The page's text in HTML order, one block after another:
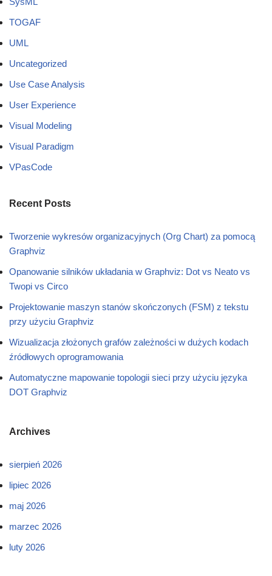
TOGAF
UML
Uncategorized
Use Case Analysis
User Experience
Visual Modeling
Visual Paradigm
VPasCode
Recent Posts
Tworzenie wykresów organizacyjnych (Org Chart) za pomocą
Graphviz
Opanowanie silników układania w Graphviz: Dot vs Neato vs
Twopi vs Circo
Projektowanie maszyn stanów skończonych (FSM) z tekstu
przy użyciu Graphviz
Wizualizacja złożonych grafów zależności w dużych kodach
źródłowych oprogramowania
Automatyczne mapowanie topologii sieci przy użyciu języka
DOT Graphviz
Archives
sierpień 2026
lipiec 2026
maj 2026
marzec 2026
luty 2026